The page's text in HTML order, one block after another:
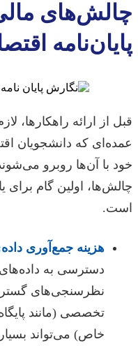
چالش‌های
پایان‌نامه
قبل از ارائه راهکارها،
عمده‌ای که دانشجویان
خود با آن‌ها روبرو
چالش‌ها، اولین گام برای
است.
هزینه جمع‌آوری
دسترسی به داده‌های
نظرسنجی‌های
تخصصی (مانند
خاص) می‌تواند